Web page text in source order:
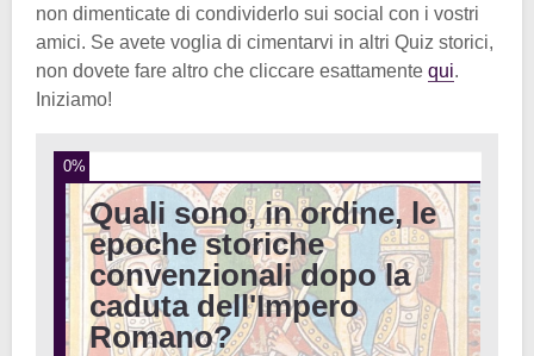
non dimenticate di condividerlo sui social con i vostri
amici. Se avete voglia di cimentarvi in altri Quiz storici,
non dovete fare altro che cliccare esattamente qui.
Iniziamo!
0%
Quali sono, in ordine, le
epoche storiche
convenzionali dopo la
caduta dell'Impero
Romano?